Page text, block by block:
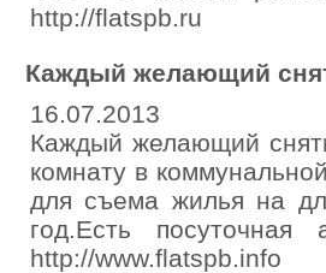
http://flatspb.ru
Каждый желающий
16.07.2013
Каждый желающий
комнату в
для съема жилья на
год.Есть
http://www.flatspb.info